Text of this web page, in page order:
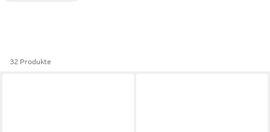
32 Produkte